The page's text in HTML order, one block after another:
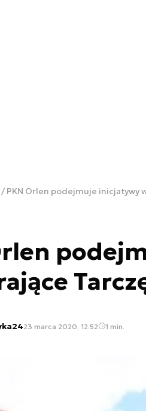
PKN Orlen podejmuje inicjatywy
23 marca 2020, 12:52 1 min.